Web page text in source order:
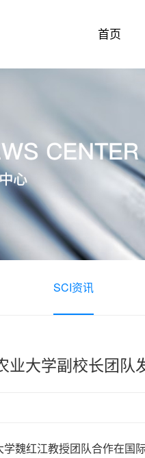
首页
SCI资讯
业大学副校长团队
红江教授团队合作在国